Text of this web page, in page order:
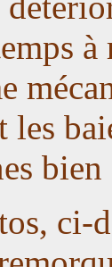
les
ci-